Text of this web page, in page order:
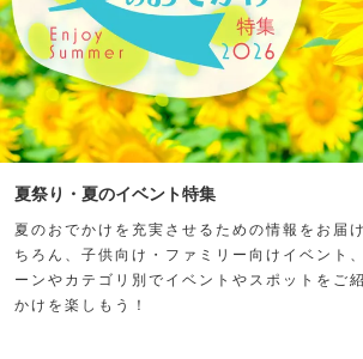
夏祭り・夏のイベント特集
夏のおでかけを充実させるための情報をお届
ちろん、子供向け・ファミリー向けイベント
ーンやカテゴリ別でイベントやスポットをご
かけを楽しもう！